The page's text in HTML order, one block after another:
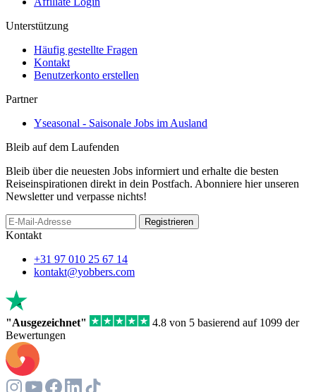
Unterstützung
Häufig gestellte Fragen
Kontakt
Benutzerkonto erstellen
Partner
Yseasonal - Saisonale Jobs im Ausland
Bleib auf dem Laufenden
Bleib über die neuesten Jobs informiert und erhalte die besten
Reiseinspirationen direkt in dein Postfach. Abonniere hier unseren
Newsletter und verpasse nichts!
Registrieren
Kontakt
+31 97 010 25 67 14
kontakt@yobbers.com
"Ausgezeichnet"
4.8 von 5 basierend auf 1099 der
Bewertungen